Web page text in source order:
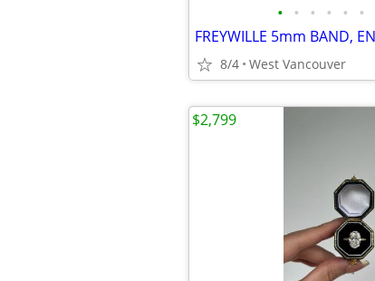
• • • • • •
8/4 West Vancouver
$2,799